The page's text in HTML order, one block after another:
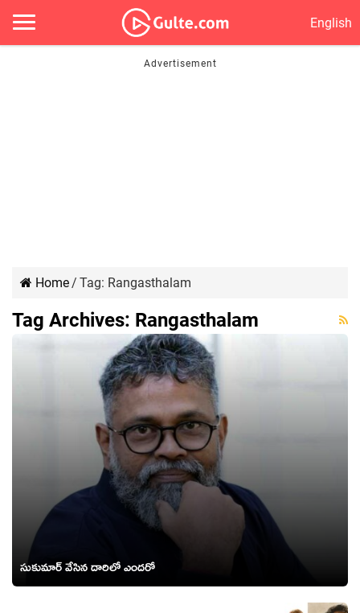
English
Home/ Tag: Rangasthalam
Tag Archives: Rangasthalam
సుకుమార్ వేసిన దారిలో ఎందరో